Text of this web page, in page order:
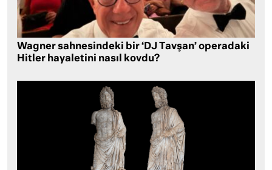
Wagner sahnesindeki bir ‘DJ Tavşan’ operadaki
Hitler hayaletini nasıl kovdu?